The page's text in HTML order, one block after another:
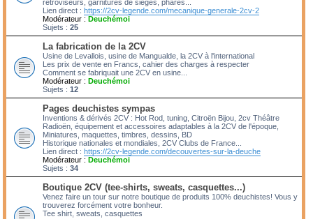
rétroviseurs, garnitures de sièges, phares...
Lien direct : https://2cv-legende.com/mecanique-generale-2cv-2
Modérateur : Deuchémoi
Sujets : 25
La fabrication de la 2CV
Usine de Levallois, usine de Mangualde, la 2CV à l'international
Les prix de vente en Francs, cahier des charges à respecter
Comment se fabriquait une 2CV en usine...
Modérateur : Deuchémoi
Sujets : 12
Pages deuchistes sympas
Inventions & dérivés 2CV : Hot Rod, tuning, Citroën Bijou, 2cv Théâtre
Radioën, équipement et accessoires adaptables à la 2CV de l'époque,
Miniatures, maquettes, timbres, dessins, BD
Historique nationales et mondiales, 2CV Clubs de France...
Lien direct : https://2cv-legende.com/decouvertes-sur-la-deuche
Modérateur : Deuchémoi
Sujets : 34
Boutique 2CV (tee-shirts, sweats, casquettes...)
Venez faire un tour sur notre boutique de produits 100% deuchistes! Vous y
trouverez forcément votre bonheur.
Tee shirt, sweats, casquettes